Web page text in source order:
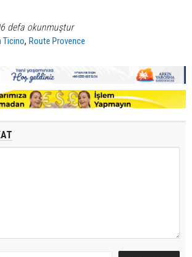
defa okunmuştur
Ticino,Route Provence